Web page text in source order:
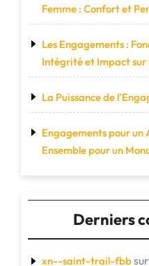
Femme : Confort et
Les Engagements :
Intégrité et Impact sur
La Puissance de
Engagements pour un
Ensemble pour un
Derniers
xn--saint-trail-fbbsur